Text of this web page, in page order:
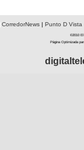
CorredorNews| Punto D Vista
©2010 El
Página Optimizada